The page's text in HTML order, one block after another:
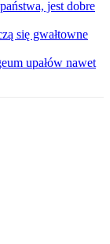
jest dobre
się gwałtowne
upałów nawet